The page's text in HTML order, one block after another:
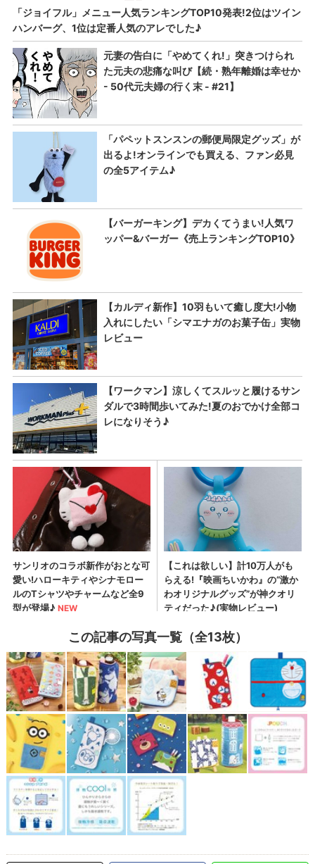
この記事の写真一覧（全13枚）